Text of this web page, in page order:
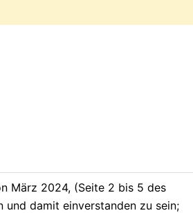
März 2024, (Seite 2 bis 5 des
und damit einverstanden zu sein;